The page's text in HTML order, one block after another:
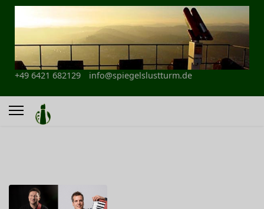
+49 6421 682129 info@spiegelslustturm.de